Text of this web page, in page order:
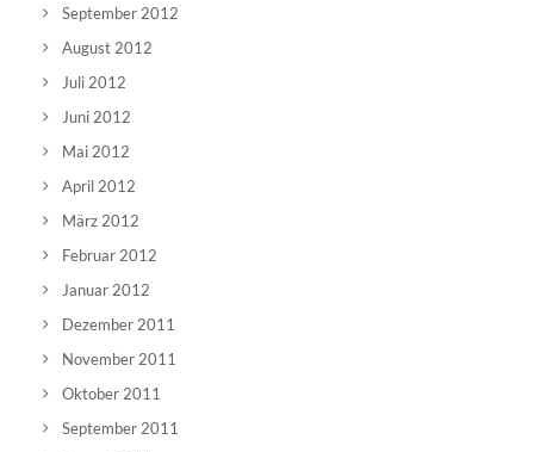
September 2012
August 2012
Juli 2012
Juni 2012
Mai 2012
April 2012
März 2012
Februar 2012
Januar 2012
Dezember 2011
November 2011
Oktober 2011
September 2011